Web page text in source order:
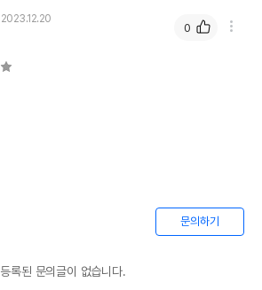
2023.12.20
0
문의하기
등록된 문의글이 없습니다.